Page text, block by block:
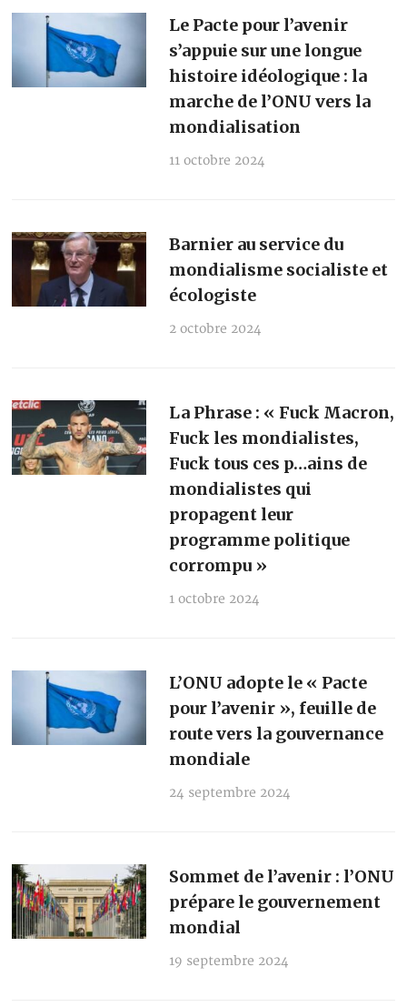
Le Pacte pour l’avenir
s’appuie sur une longue
histoire idéologique : la
marche de l’ONU vers la
mondialisation
11 octobre 2024
Barnier au service du
mondialisme socialiste et
écologiste
2 octobre 2024
La Phrase : « Fuck Macron,
Fuck les mondialistes,
Fuck tous ces p…ains de
mondialistes qui
propagent leur
programme politique
corrompu »
1 octobre 2024
L’ONU adopte le « Pacte
pour l’avenir », feuille de
route vers la gouvernance
mondiale
24 septembre 2024
Sommet de l’avenir : l’ONU
prépare le gouvernement
mondial
19 septembre 2024